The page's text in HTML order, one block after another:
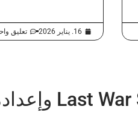
16. يناير 2026 تعليق